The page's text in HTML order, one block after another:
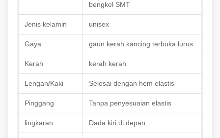
bengkel SMT
Jenis kelamin unisex
Gaya gaun kerah kancing terbuka lurus
Kerah kerah kerah
Lengan/Kaki Selesai dengan hem elastis
Pinggang Tanpa penyesuaian elastis
lingkaran Dada kiri di depan